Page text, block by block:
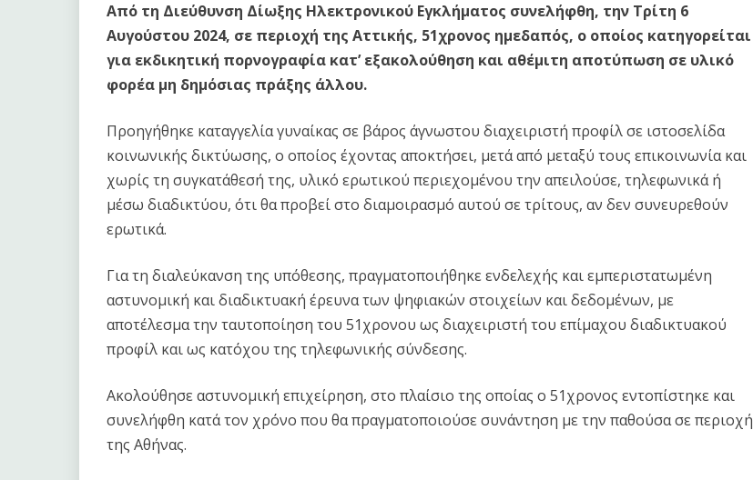
Από τη Διεύθυνση Δίωξης Ηλεκτρονικού Εγκλήματος συνελήφθη, την Τρίτη 6
Αυγούστου 2024, σε περιοχή της Αττικής, 51χρονος ημεδαπός, ο οποίος κατηγορείται
για εκδικητική πορνογραφία κατ’ εξακολούθηση και αθέμιτη αποτύπωση σε υλικό
φορέα μη δημόσιας πράξης άλλου.
Προηγήθηκε καταγγελία γυναίκας σε βάρος άγνωστου διαχειριστή προφίλ σε ιστοσελίδα
κοινωνικής δικτύωσης, ο οποίος έχοντας αποκτήσει, μετά από μεταξύ τους επικοινωνία και
χωρίς τη συγκατάθεσή της, υλικό ερωτικού περιεχομένου την απειλούσε, τηλεφωνικά ή
μέσω διαδικτύου, ότι θα προβεί στο διαμοιρασμό αυτού σε τρίτους, αν δεν συνευρεθούν
ερωτικά.
Για τη διαλεύκανση της υπόθεσης, πραγματοποιήθηκε ενδελεχής και εμπεριστατωμένη
αστυνομική και διαδικτυακή έρευνα των ψηφιακών στοιχείων και δεδομένων, με
αποτέλεσμα την ταυτοποίηση του 51χρονου ως διαχειριστή του επίμαχου διαδικτυακού
προφίλ και ως κατόχου της τηλεφωνικής σύνδεσης.
Ακολούθησε αστυνομική επιχείρηση, στο πλαίσιο της οποίας ο 51χρονος εντοπίστηκε και
συνελήφθη κατά τον χρόνο που θα πραγματοποιούσε συνάντηση με την παθούσα σε περιοχή
της Αθήνας.